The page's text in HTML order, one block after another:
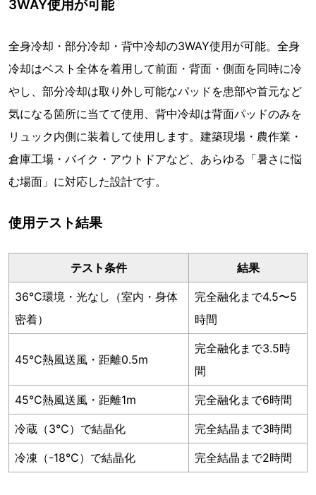
3WAY使用が可能
全身冷却・部分冷却・背中冷却の3WAY使用が可能。全身
冷却はベスト全体を着用して前面・背面・側面を同時に冷
やし、部分冷却は取り外し可能なパッドを患部や首元など
気になる箇所に当てて使用、背中冷却は背面パッドのみを
リュック内側に装着して使用します。建築現場・農作業・
倉庫工場・バイク・アウトドアなど、あらゆる「暑さに悩
む場面」に対応した設計です。
使用テスト結果
テスト条件 結果
36℃環境・光なし（室内・身体
密着）
完全融化まで4.5〜5
時間
45℃熱風送風・距離0.5m
完全融化まで3.5時
間
45℃熱風送風・距離1m 完全融化まで6時間
冷蔵（3℃）で結晶化 完全結晶まで3時間
冷凍（-18℃）で結晶化 完全結晶まで2時間